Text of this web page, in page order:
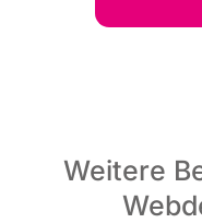
Weitere